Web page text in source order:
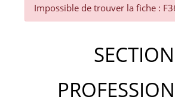
Impossible de trouver la fiche :
SECTION